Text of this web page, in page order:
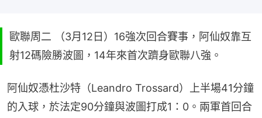
歐聯周二 （3月12日）16強次回合賽事，阿仙奴靠互
射12碼險勝波圖，14年來首次躋身歐聯八強。
阿仙奴憑杜沙特（Leandro Trossard）上半場41分鐘
的入球，於法定90分鐘與波圖打成1：0。兩軍首回合